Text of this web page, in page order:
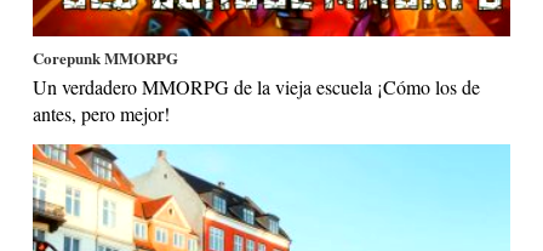
Corepunk MMORPG
Un verdadero MMORPG de la vieja escuela ¡Cómo los de
antes, pero mejor!